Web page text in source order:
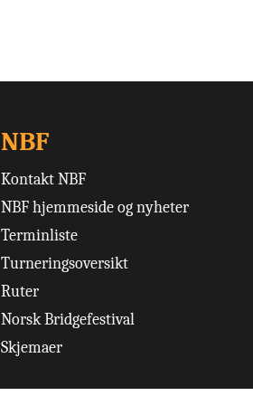
NBF
Kontakt NBF
NBF hjemmeside og nyheter
Terminliste
Turneringsoversikt
Ruter
Norsk Bridgefestival
Skjemaer